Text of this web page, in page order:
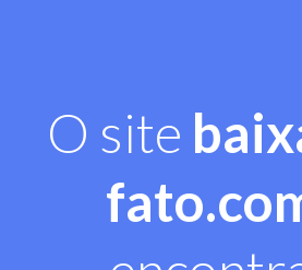
O site